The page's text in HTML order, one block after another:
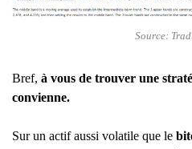
Source:
Bref, à vous de trouver une
convienne.
Sur un actif aussi volatile que le